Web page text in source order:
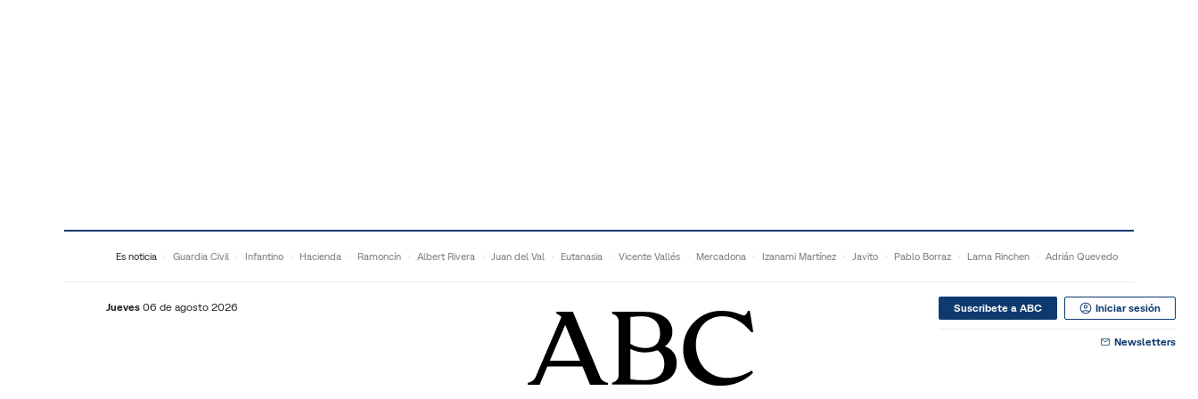
Es noticia Guardia Civil Infantino Hacienda Ramoncín Albert Rivera Juan del Val Eutanasia Vicente Vallés Mercadona Izanami Martínez Javito Pablo Borraz Lama Rinchen Adrián Quevedo
Jueves 06 de agosto 2026 Suscribete a ABC Iniciar sesión
Newsletters